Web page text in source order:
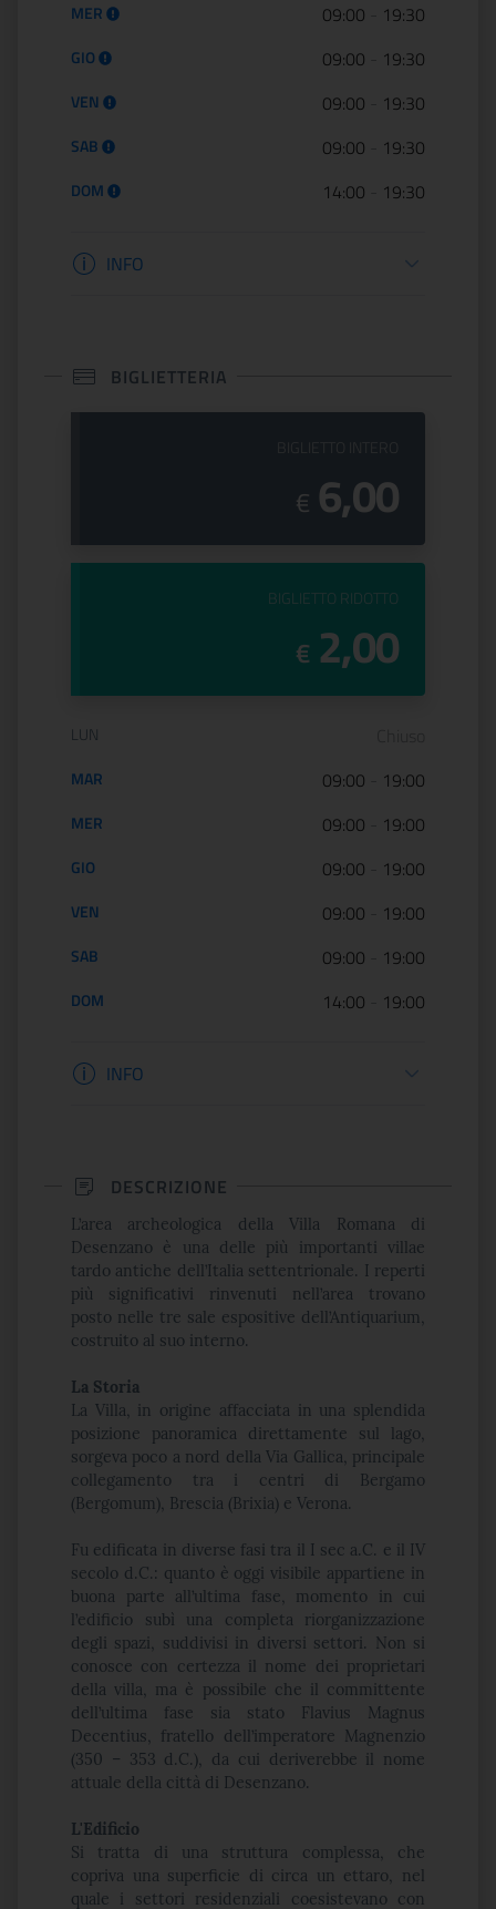
MER 09:00 19:30
GIO 09:00 19:30
VEN 09:00 19:30
SAB 09:00 19:30
DOM 14:00 19:30
Informazioni apertura
INFO
BIGLIETTERIA
€ 6,00
PREZZO DEL
BIGLIETTO RIDOTTO
€ 2,00
Orario di apertura:
LUN
MAR 09:00 19:00
MER 09:00 19:00
GIO 09:00 19:00
VEN 09:00 19:00
SAB 09:00 19:00
DOM 14:00 19:00
Informazioni biglietteria
INFO
DESCRIZIONE
L’area archeologica della Villa Romana di
Desenzano è una delle più importanti villae
tardo antiche dell’Italia settentrionale. I reperti
più significativi rinvenuti nell’area trovano
posto nelle tre sale espositive dell’Antiquarium,
costruito al suo interno.
La Storia
La Villa, in origine affacciata in una splendida
posizione panoramica direttamente sul lago,
sorgeva poco a nord della Via Gallica, principale
collegamento tra i centri di Bergamo
(Bergomum), Brescia (Brixia) e Verona.
Fu edificata in diverse fasi tra il I sec a.C. e il IV
secolo d.C.: quanto è oggi visibile appartiene in
buona parte all’ultima fase, momento in cui
l’edificio subì una completa riorganizzazione
degli spazi, suddivisi in diversi settori. Non si
conosce con certezza il nome dei proprietari
della villa, ma è possibile che il committente
dell’ultima fase sia stato Flavius Magnus
Decentius, fratello dell’imperatore Magnenzio
(350 – 353 d.C.), da cui deriverebbe il nome
attuale della città di Desenzano.
L'Edificio
Si tratta di una struttura complessa, che
copriva una superficie di circa un ettaro, nel
quale i settori residenziali coesistevano con